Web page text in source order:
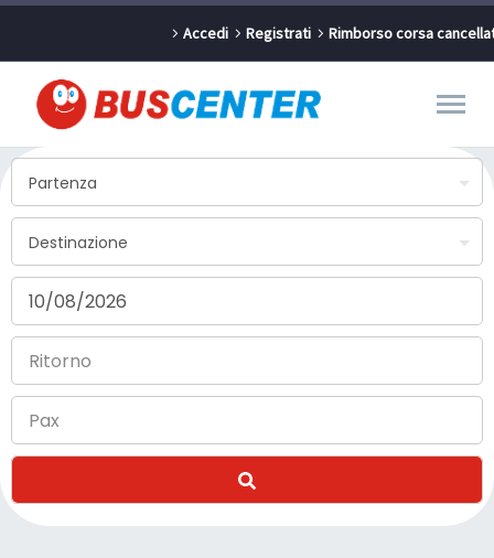
Accedi Registrati Rimborso corsa
Partenza
Destinazione